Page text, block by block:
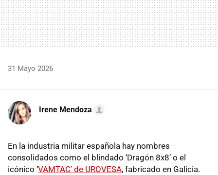
31 Mayo 2026
Irene Mendoza
En la industria militar española hay nombres
consolidados como el blindado ‘Dragón 8x8’ o el
icónico ‘VAMTAC’ de UROVESA, fabricado en Galicia.